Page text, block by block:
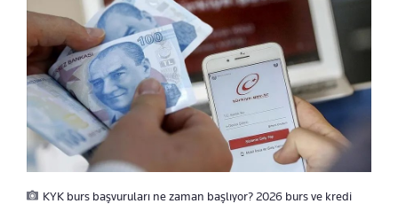
KYK burs başvuruları ne zaman başlıyor? 2026 burs ve kredi